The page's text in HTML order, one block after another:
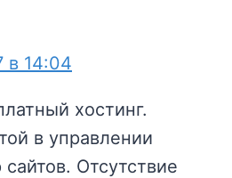
в 14:04
хостинг.
в управлении
сайтов. Отсутствие